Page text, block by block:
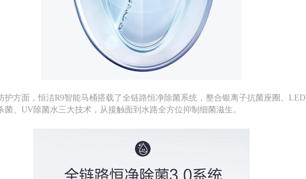
护方面，恒洁R9智能马桶搭载了全链路恒净除菌系统，整合银离子抗菌座圈、LED
菌、UV除菌水三大技术，从接触面到水路全方位抑制细菌滋生。